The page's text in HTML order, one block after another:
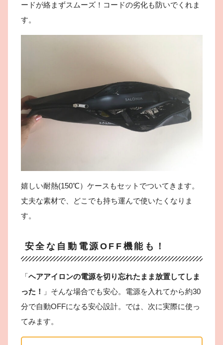
ードが絡まずスムーズ！コードの劣化も防いでくれま
す。
嬉しい耐熱(150℃）ケースもセットでついてきます。
丈夫な素材で、どこでも持ち運んで使いたくなりま
す。
安全な自動電源OFF機能も！
「ヘアアイロンの電源を切り忘れたまま放置してしま
った！
」そんな場合でも安心。電源を入れてから約30
分で自動OFFになる安心設計。では、次に実際に使っ
てみます。